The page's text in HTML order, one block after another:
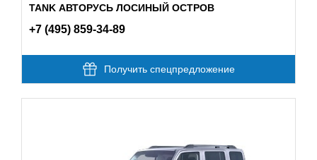
TANK АВТОРУСЬ ЛОСИНЫЙ ОСТРОВ
+7 (495) 859-34-89
Получить спецпредложение